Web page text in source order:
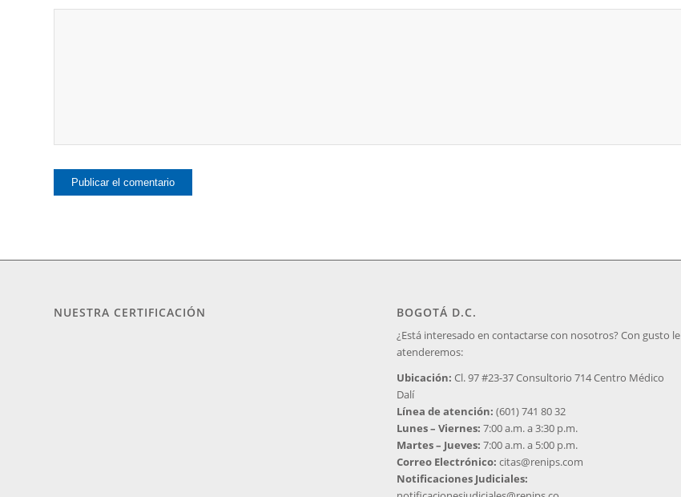
NUESTRA CERTIFICACIÓN BOGOTÁ D.C.
¿Está interesado en contactarse con nosotros? Con gusto le
atenderemos:
Ubicación: Cl. 97 #23-37 Consultorio 714 Centro Médico
Dalí
Línea de atención: (601) 741 80 32
Lunes – Viernes: 7:00 a.m. a 3:30 p.m.
Martes – Jueves: 7:00 a.m. a 5:00 p.m.
Correo Electrónico: citas@renips.com
Notificaciones Judiciales: